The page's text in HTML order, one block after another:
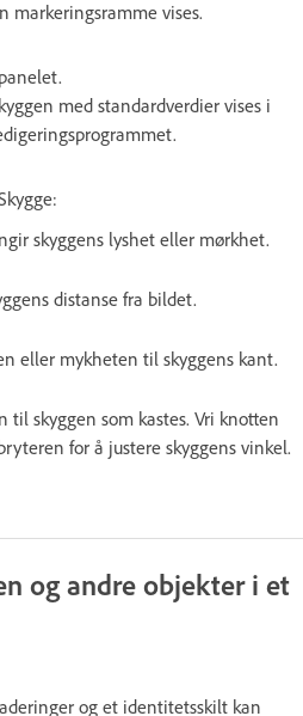
markeringsramme vises.
med standardverdier vises i
skyggens lyshet eller mørkhet.
distanse fra bildet.
eller mykheten til skyggens kant.
til skyggen som kastes. Vri knotten
for å justere skyggens vinkel.
og andre objekter i et
og et identitetsskilt kan